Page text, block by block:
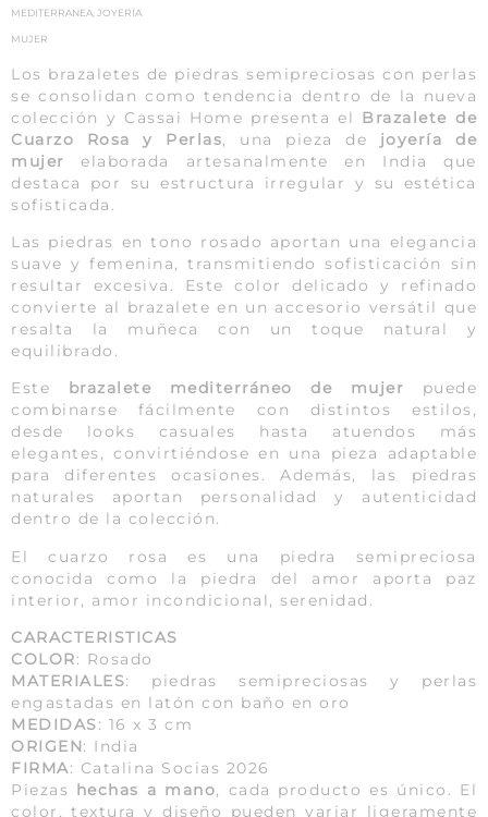
MEDITERRANEA JOYERÍA
MUJER
Los brazaletes de piedras semipreciosas con perlas
se consolidan como tendencia dentro de la nueva
colección y Cassai Home presenta el Brazalete de
Cuarzo Rosa
y Perlas, una pieza de joyería de
mujer elaborada artesanalmente en India que
destaca por su estructura irregular y su estética
sofisticada.
Las piedras en tono rosado aportan una elegancia
suave y femenina, transmitiendo sofisticación sin
resultar excesiva. Este color delicado y refinado
convierte al brazalete en un accesorio versátil que
resalta la muñeca con un toque natural y
equilibrado.
Este
brazalete mediterráneo de mujer puede
combinarse fácilmente con distintos estilos,
desde looks casuales hasta atuendos más
elegantes, convirtiéndose en una pieza adaptable
para diferentes ocasiones. Además, las piedras
naturales aportan personalidad y autenticidad
dentro de la colección.
El cuarzo rosa es una piedra semipreciosa
conocida como la piedra del amor aporta paz
interior, amor incondicional, serenidad.
CARACTERISTICAS
COLOR: Rosado
MATERIALES: piedras semipreciosas y perlas
engastadas en latón con baño en oro
MEDIDAS: 16 x 3 cm
ORIGEN: India
FIRMA: Catalina Socias 2026
Piezas hechas a mano, cada producto es único. El
color, textura y diseño pueden variar ligeramente